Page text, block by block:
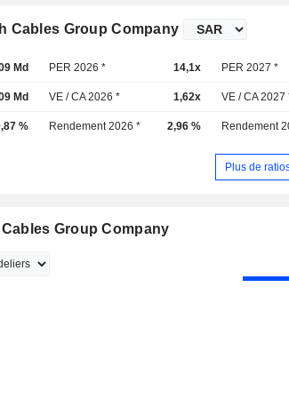
Cables Group Company
Md PER 2026 * 14,1x PER 2027 *
Md VE / CA 2026 * 1,62x VE / CA 2027
% Rendement 2026 * 2,96 % Rendement
Plus de
Group Company